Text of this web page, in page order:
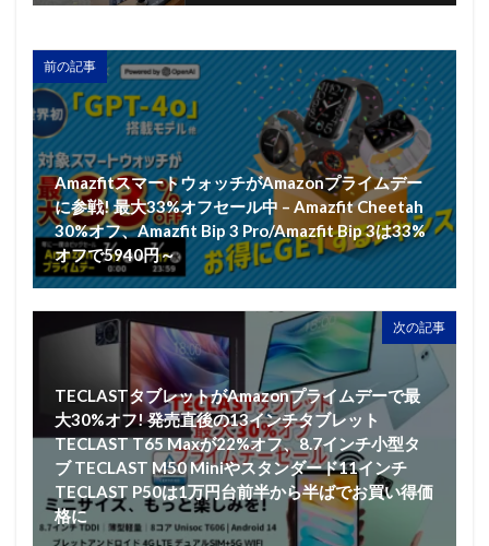
前の記事
AmazfitスマートウォッチがAmazonプライムデー
に参戦! 最大33%オフセール中 – Amazfit Cheetah
30%オフ、Amazfit Bip 3 Pro/Amazfit Bip 3は33%
オフで5940円～
次の記事
TECLASTタブレットがAmazonプライムデーで最
大30%オフ! 発売直後の13インチタブレット
TECLAST T65 Maxが22%オフ、8.7インチ小型タ
ブ TECLAST M50 Miniやスタンダード11インチ
TECLAST P50は1万円台前半から半ばでお買い得価
格に